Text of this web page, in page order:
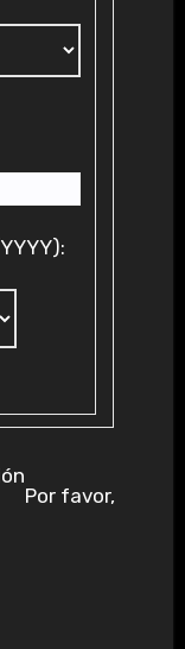
Por favor,